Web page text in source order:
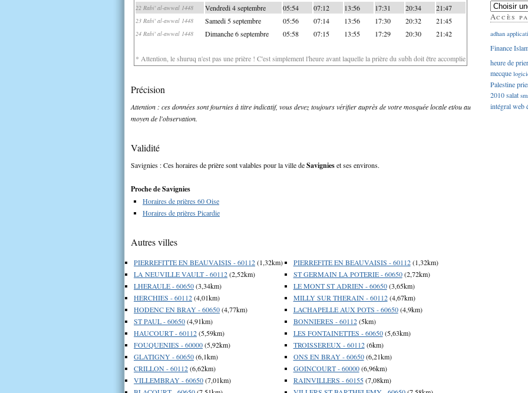
22 Rabi' al-awwal 1448 Vendredi 4 septembre 05:54 07:12 13:56 17:31 20:34 21:47
23 Rabi' al-awwal 1448 Samedi 5 septembre 05:56 07:14 13:56 17:30 20:32 21:45
24 Rabi' al-awwal 1448 Dimanche 6 septembre 05:58 07:15 13:55 17:29 20:30 21:42
* Attention, le shuruq n'est pas une prière ! C'est simplement l'heure avant laquelle la prière du subh doit être accomplie
Précision
Attention : ces données sont fournies à titre indicatif, vous devez toujours vérifier auprès de votre mosquée locale et/ou au
moyen de l'observation.
Validité
Savignies : Ces horaires de prière sont valables pour la ville deSavignieset ses environs.
Proche de Savignies
Horaires de prières 60 Oise
Horaires de prières Picardie
Autres villes
PIERREFITTE EN BEAUVAISIS - 60112(1,32km)
LA NEUVILLE VAULT - 60112(2,52km)
LHERAULE - 60650(3,34km)
HERCHIES - 60112(4,01km)
HODENC EN BRAY - 60650(4,77km)
ST PAUL - 60650(4,91km)
HAUCOURT - 60112(5,59km)
FOUQUENIES - 60000(5,92km)
GLATIGNY - 60650(6,1km)
CRILLON - 60112(6,62km)
VILLEMBRAY - 60650(7,01km)
PIERREFITE EN BEAUVAISIS - 60112(1,32km)
ST GERMAIN LA POTERIE - 60650(2,72km)
LE MONT ST ADRIEN - 60650(3,65km)
MILLY SUR THERAIN - 60112(4,67km)
LACHAPELLE AUX POTS - 60650(4,9km)
BONNIERES - 60112(5km)
LES FONTAINETTES - 60650(5,63km)
TROISSEREUX - 60112(6km)
ONS EN BRAY - 60650(6,21km)
GOINCOURT - 60000(6,96km)
RAINVILLERS - 60155(7,08km)
Accès
adhan
Finance
heure de
mecque
Palestine
2010salat
intégralweb